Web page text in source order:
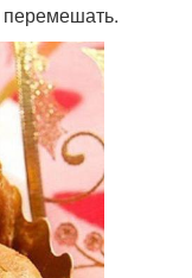
перемешать.